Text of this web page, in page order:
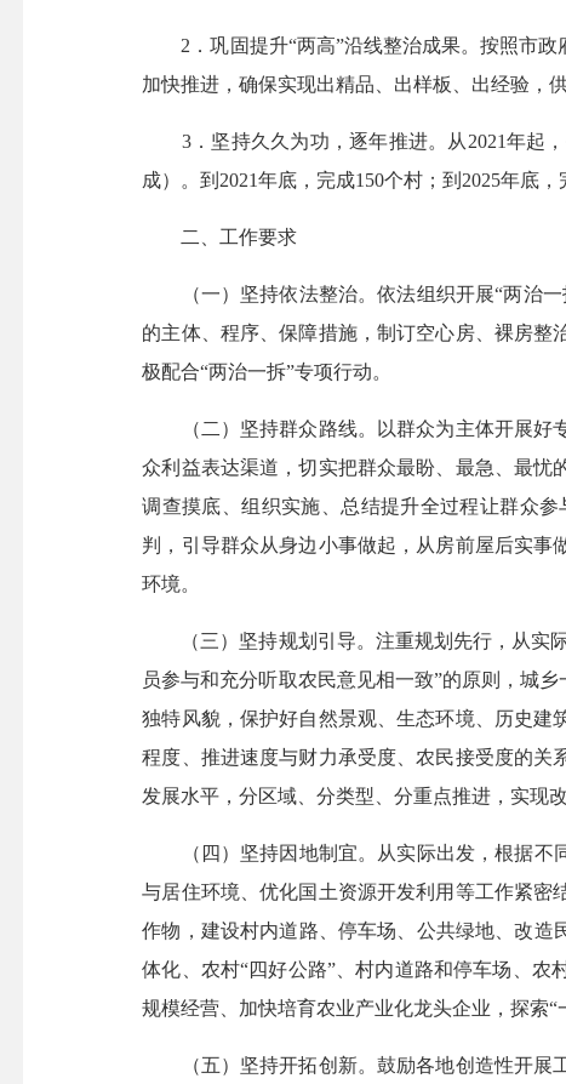
2．巩固提升“两高”沿线整治成果。按照市政
加快推进，确保实现出精品、出样板、出经验，
3．坚持久久为功，逐年推进。从2021年起，
成）。到2021年底，完成150个村；到2025年底，
二、工作要求
（一）坚持依法整治。依法组织开展“两治一
的主体、程序、保障措施，制订空心房、裸房
极配合“两治一拆”专项行动。
（二）坚持群众路线。以群众为主体开展好专
众利益表达渠道，切实把群众最盼、最急、最忧
调查摸底、组织实施、总结提升全过程让群众
判，引导群众从身边小事做起，从房前屋后实
环境。
（三）坚持规划引导。注重规划先行，从实际
员参与和充分听取农民意见相一致”的原则，城
独特风貌，保护好自然景观、生态环境、历史建
程度、推进速度与财力承受度、农民接受度的关
发展水平，分区域、分类型、分重点推进，实现
（四）坚持因地制宜。从实际出发，根据不同
与居住环境、优化国土资源开发利用等工作紧
作物，建设村内道路、停车场、公共绿地、改造
体化、农村“四好公路”、村内道路和停车场、
规模经营、加快培育农业产业化龙头企业，探索
（五）坚持开拓创新。鼓励各地创造性开展工